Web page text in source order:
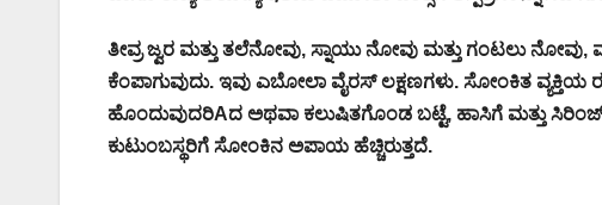
ತೀವ್ರ ಜ್ವರ ಮತ್ತು ತಲೆನೋವು, ಸ್ನಾಯು ನೋವು ಮತ್ತು ಗಂಟಲು ನೋವು,
ಕೆಂಪಾಗುವುದು. ಇವು ಎಬೋಲಾ ವೈರಸ್ ಲಕ್ಷಣಗಳು. ಸೋಂಕಿತ
ಹೊಂದುವುದರಿAದ ಅಥವಾ ಕಲುಷಿತಗೊಂಡ ಬಟ್ಟೆ, ಹಾಸಿಗೆ ಮತ್ತು
ಕುಟುಂಬಸ್ಥರಿಗೆ ಸೋಂಕಿನ ಅಪಾಯ ಹೆಚ್ಚಿರುತ್ತದೆ.